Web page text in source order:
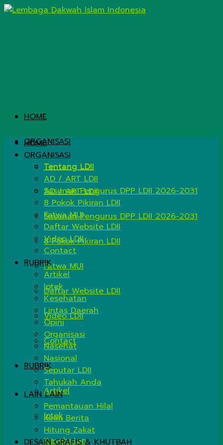
HOME
ORGANISASI
Tentang LDII
AD / ART LDII
Susunan Pengurus DPP LDII 2026-2031
8 Pokok Pikiran LDII
Fatwa MUI
Daftar Website LDII
Video LDII
Contact
RUBRIK
Artikel
Iptek
Kesehatan
HOME
ORGANISASI
Tentang LDII
AD / ART LDII
Susunan Pengurus DPP LDII 2026-2031
8 Pokok Pikiran LDII
Fatwa MUI
Daftar Website LDII
Video LDII
Contact
RUBRIK
Artikel
Iptek
Kesehatan
Lintas Daerah
Opini
Organisasi
Nasehat
Nasional
Seputar LDII
Tahukah Anda
LAIN LAIN
Pemantauan Hilal
Kirim Berita
Hitung Zakat
DESAIN GRAFIS & KHUTBAH